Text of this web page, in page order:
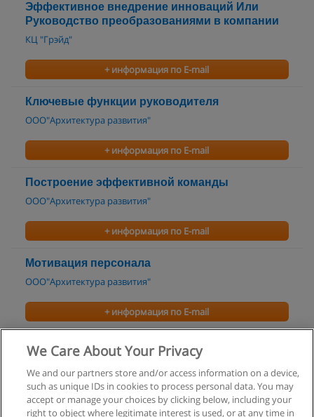
Эффективное внедрение инноваций Или
Руководство преобразованиями в компании
КЦ "Грэйд"
+ информация по E-mail
Ключевые функции руководителя
ООО"Архитектура развития"
+ информация по E-mail
Построение эффективной команды
ООО"Архитектура развития"
+ информация по E-mail
Мотивация персонала
ООО"Архитектура развития"
+ информация по E-mail
Современный эффективный руководитель
+ информация по E-mail
We Care About Your Privacy
We and our partners store and/or access information on a device,
such as unique IDs in cookies to process personal data. You may
accept or manage your choices by clicking below, including your
right to object where legitimate interest is used, or at any time in